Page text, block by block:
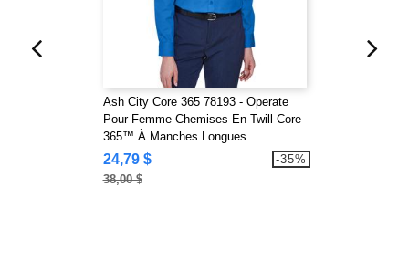
Ash City Core 365 78193 - Operate
Pour Femme Chemises En Twill Core
365™ À Manches Longues
24,79 $
38,00 $
-35%